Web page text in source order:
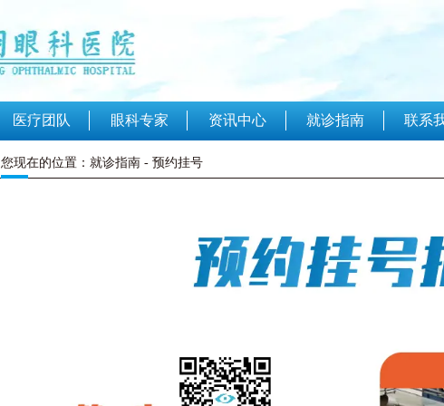
医疗团队 眼科专家 资讯中心 就诊指南 联系
您现在的位置：就诊指南 - 预约挂号